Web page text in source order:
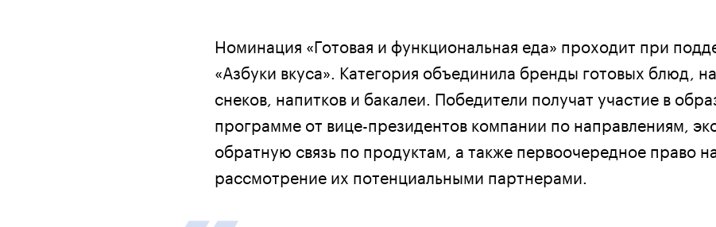
Номинация «Готовая и функциональная еда» проходит при
«Азбуки вкуса». Категория объединила бренды готовых блюд,
снеков, напитков и бакалеи. Победители получат участие в
программе от вице-президентов компании по направлениям,
обратную связь по продуктам, а также первоочередное право
рассмотрение их потенциальными партнерами.